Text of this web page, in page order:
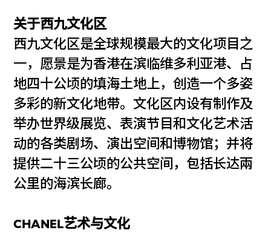
关于西九文化区
西九文化区是全球规模最大的文化项目之
一，愿景是为香港在滨临维多利亚港、占
地四十公顷的填海土地上，创造一个多姿
多彩的新文化地带。文化区内设有制作及
举办世界级展览、表演节目和文化艺术活
动的各类剧场、演出空间和博物馆；并将
提供二十三公顷的公共空间，包括长达兩
公里的海滨长廊。
CHANEL艺术与文化